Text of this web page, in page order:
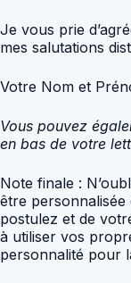
Je vous prie
mes salutations
Votre Nom et
Vous pouvez
en bas de votre
Note finale :
être
postulez et de
à utiliser vos
personnalité pour